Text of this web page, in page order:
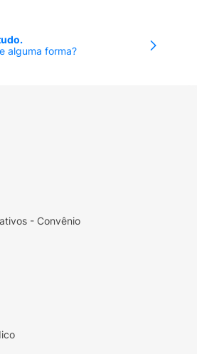
alguma forma?
- Convênio